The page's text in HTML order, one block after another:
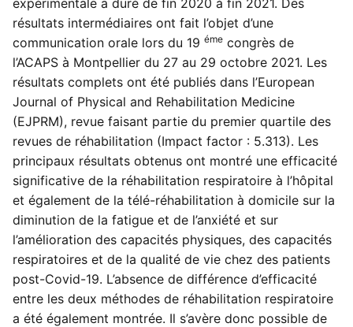
expérimentale a duré de fin 2020 à fin 2021. Des
résultats intermédiaires ont fait l’objet d’une
communication orale lors du 19 éme congrès de
l’ACAPS à Montpellier du 27 au 29 octobre 2021. Les
résultats complets ont été publiés dans l’European
Journal of Physical and Rehabilitation Medicine
(EJPRM), revue faisant partie du premier quartile des
revues de réhabilitation (Impact factor : 5.313). Les
principaux résultats obtenus ont montré une efficacité
significative de la réhabilitation respiratoire à l’hôpital
et également de la télé-réhabilitation à domicile sur la
diminution de la fatigue et de l’anxiété et sur
l’amélioration des capacités physiques, des capacités
respiratoires et de la qualité de vie chez des patients
post-Covid-19. L’absence de différence d’efficacité
entre les deux méthodes de réhabilitation respiratoire
a été également montrée. Il s’avère donc possible de